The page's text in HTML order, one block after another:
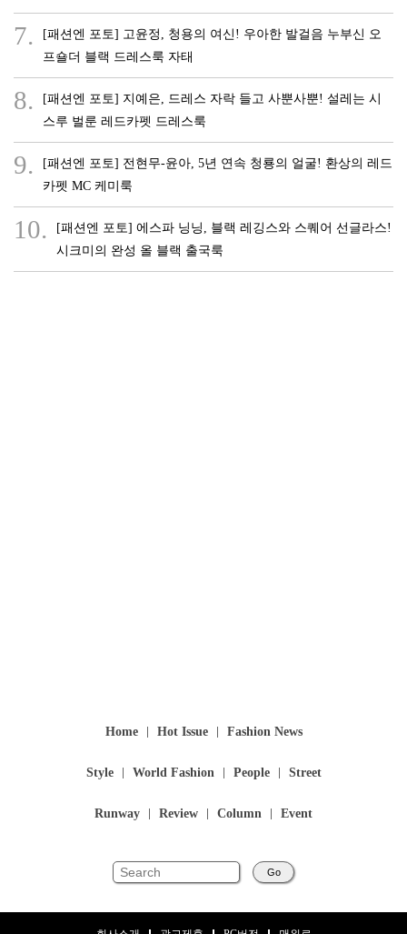
7.
[패션엔 포토] 고윤정, 청용의 여신! 우아한 발걸음 누부신 오
프숄더 블랙 드레스룩 자태
8.
[패션엔 포토] 지예은, 드레스 자락 들고 사뿐사뿐! 설레는 시
스루 벌룬 레드카펫 드레스룩
9.
[패션엔 포토] 전현무-윤아, 5년 연속 청룡의 얼굴! 환상의 레드
카펫 MC 케미룩
10.
[패션엔 포토] 에스파 닝닝, 블랙 레깅스와 스퀘어 선글라스!
시크미의 완성 올 블랙 출국룩
Home Hot Issue Fashion News
Style World Fashion People Street
Runway Review Column Event
Go